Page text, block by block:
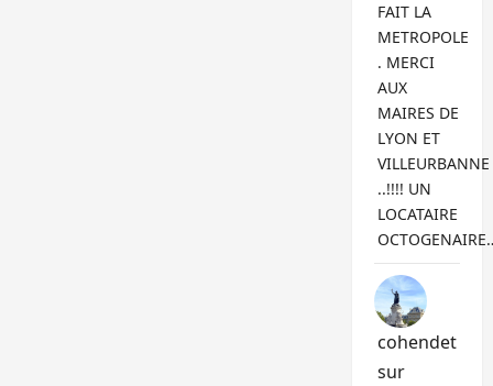
FAIT LA
METROPOLE
. MERCI
AUX
MAIRES DE
LYON ET
VILLEURBANNE
..!!!! UN
LOCATAIRE
cohendet
sur